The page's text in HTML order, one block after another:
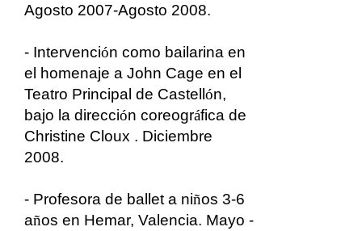
Agosto 2007-Agosto 2008.
- Intervención como bailarina en
el homenaje a John Cage en el
Teatro Principal de Castellón,
bajo la dirección coreográfica de
Christine Cloux . Diciembre
2008.
- Profesora de ballet a niños 3-6
años en Hemar, Valencia. Mayo -